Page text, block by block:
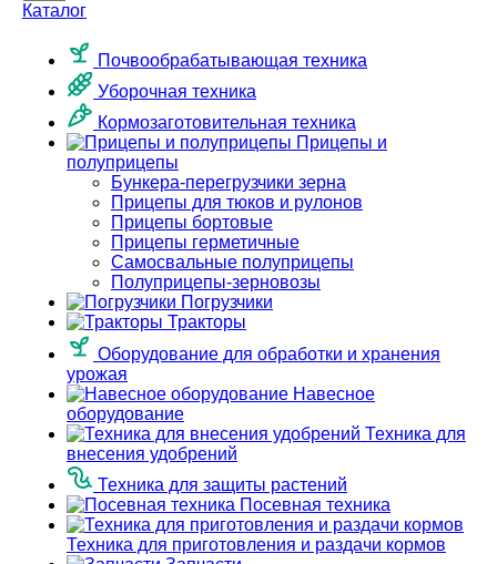
Каталог
Почвообрабатывающая техника
Уборочная техника
Кормозаготовительная техника
Прицепы и
полуприцепы
Бункера-перегрузчики зерна
Прицепы для тюков и рулонов
Прицепы бортовые
Прицепы герметичные
Самосвальные полуприцепы
Полуприцепы-зерновозы
Погрузчики
Тракторы
Оборудование для обработки и хранения
урожая
Навесное
оборудование
Техника для
внесения удобрений
Техника для защиты растений
Посевная техника
Техника для приготовления и раздачи кормов